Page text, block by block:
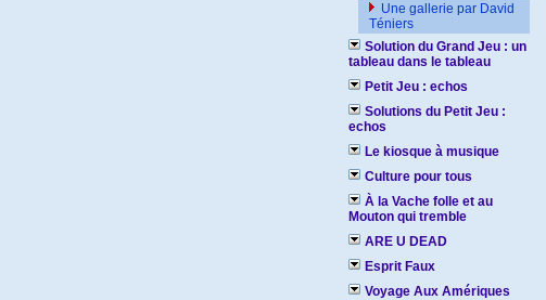
Une gallerie par David
Téniers
Solution du Grand Jeu : un
tableau dans le tableau
Petit Jeu : echos
Solutions du Petit Jeu :
echos
Le kiosque à musique
Culture pour tous
À la Vache folle et au
Mouton qui tremble
ARE U DEAD
Esprit Faux
Voyage Aux Amériques